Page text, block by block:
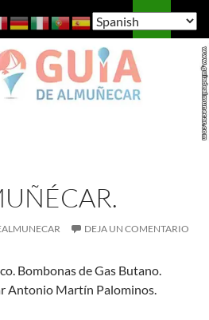
MENÚ
DEJA UN COMENTARIO
Bombonas de Gas Butano.
Antonio Martín Palominos.